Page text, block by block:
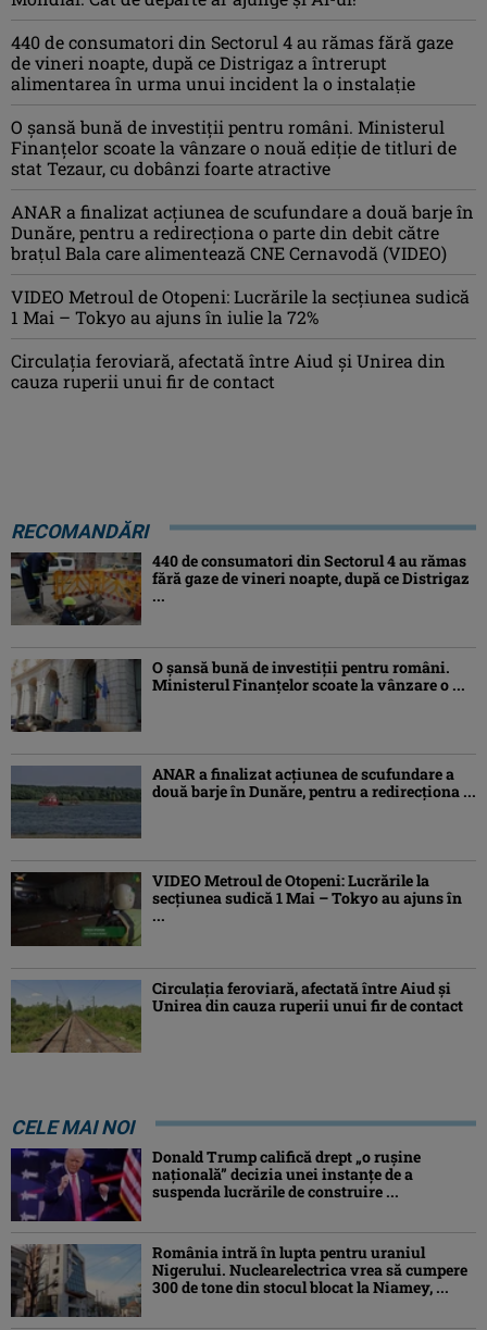
440 de consumatori din Sectorul 4 au rămas fără gaze
de vineri noapte, după ce Distrigaz a întrerupt
alimentarea în urma unui incident la o instalație
O șansă bună de investiții pentru români. Ministerul
Finanțelor scoate la vânzare o nouă ediție de titluri de
stat Tezaur, cu dobânzi foarte atractive
ANAR a finalizat acțiunea de scufundare a două barje în
Dunăre, pentru a redirecționa o parte din debit către
brațul Bala care alimentează CNE Cernavodă (VIDEO)
VIDEO Metroul de Otopeni: Lucrările la secțiunea sudică
1 Mai – Tokyo au ajuns în iulie la 72%
Circulația feroviară, afectată între Aiud şi Unirea din
cauza ruperii unui fir de contact
RECOMANDĂRI
440 de consumatori din Sectorul 4 au rămas
fără gaze de vineri noapte, după ce Distrigaz
...
O șansă bună de investiții pentru români.
Ministerul Finanțelor scoate la vânzare o ...
ANAR a finalizat acțiunea de scufundare a
două barje în Dunăre, pentru a redirecționa ...
VIDEO Metroul de Otopeni: Lucrările la
secțiunea sudică 1 Mai – Tokyo au ajuns în
...
Circulația feroviară, afectată între Aiud şi
Unirea din cauza ruperii unui fir de contact
CELE MAI NOI
Donald Trump califică drept „o ruşine
naţională” decizia unei instanțe de a
suspenda lucrările de construire ...
România intră în lupta pentru uraniul
Nigerului. Nuclearelectrica vrea să cumpere
300 de tone din stocul blocat la Niamey, ...